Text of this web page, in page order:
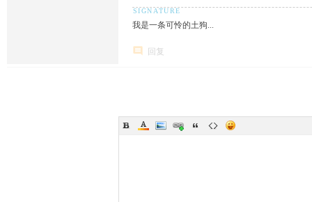
我是一条可怜的土狗...
回复